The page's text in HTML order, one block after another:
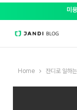
미
Home 잔디로 일하